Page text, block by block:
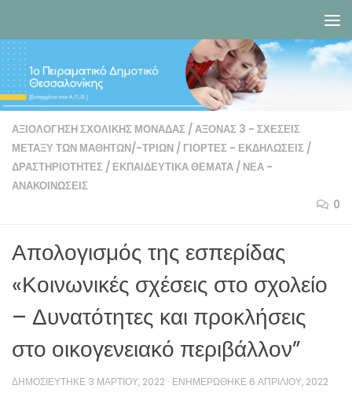
ΑΞΙΟΛΌΓΗΣΗ ΣΧΟΛΙΚΉΣ ΜΟΝΆΔΑΣ /ΑΞΟΝΑΣ 3 - ΣΧΈΣΕΙΣ
ΜΕΤΑΞΎ ΤΩΝ ΜΑΘΗΤΏΝ/-ΤΡΙΩΝ / ΓΙΟΡΤΈΣ - ΕΚΔΗΛΏΣΕΙΣ /
ΔΡΑΣΤΗΡΙΌΤΗΤΕΣ / ΕΚΠΑΙΔΕΥΤΙΚΆ ΘΈΜΑΤΑ / ΝΈΑ -
ΑΝΑΚΟΙΝΏΣΕΙΣ
0
Απολογισμός της εσπερίδας
«Κοινωνικές σχέσεις στο σχολείο
– Δυνατότητες και προκλήσεις
στο οικογενειακό περιβάλλον”
ΔΗΜΟΣΙΕΎΤΗΚΕ 3 ΜΑΡΤΊΟΥ, 2022 · ΕΝΗΜΕΡΏΘΗΚΕ 6 ΑΠΡΙΛΊΟΥ, 2022